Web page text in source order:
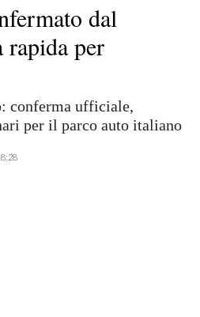
dal
rapida per
conferma ufficiale,
per il parco auto italiano